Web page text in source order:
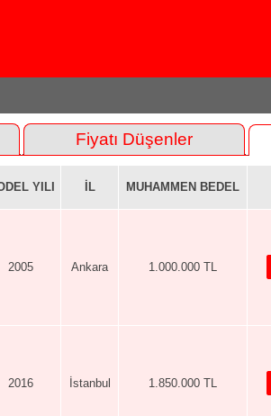
Fiyatı Düşenler
YILI İL MUHAMMEN BEDEL
2005 Ankara 1.000.000 TL
2016 İstanbul 1.850.000 TL